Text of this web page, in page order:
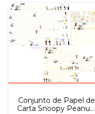
Conjunto de Papel de
Carta Snoopy Peanuts